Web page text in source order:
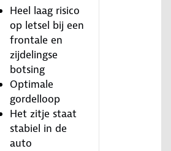
Heel laag risico
op letsel bij een
frontale en
zijdelingse
botsing
Optimale
gordelloop
Het zitje staat
stabiel in de
auto